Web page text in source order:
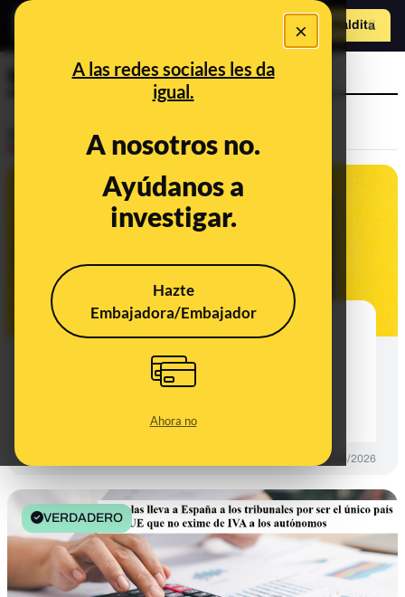
×
A las redes sociales les da
igual.
A nosotros no.
Ayúdanos a
investigar.
Hazte
Embajadora/Embajador
Ahora no
Hazte Maldito
Ministerio de Hacienda
El timo del correo electrónico de la
criptomonedas por una supuesta
"regularización tributaria
internacional"
10/06/2026
VERDADERO